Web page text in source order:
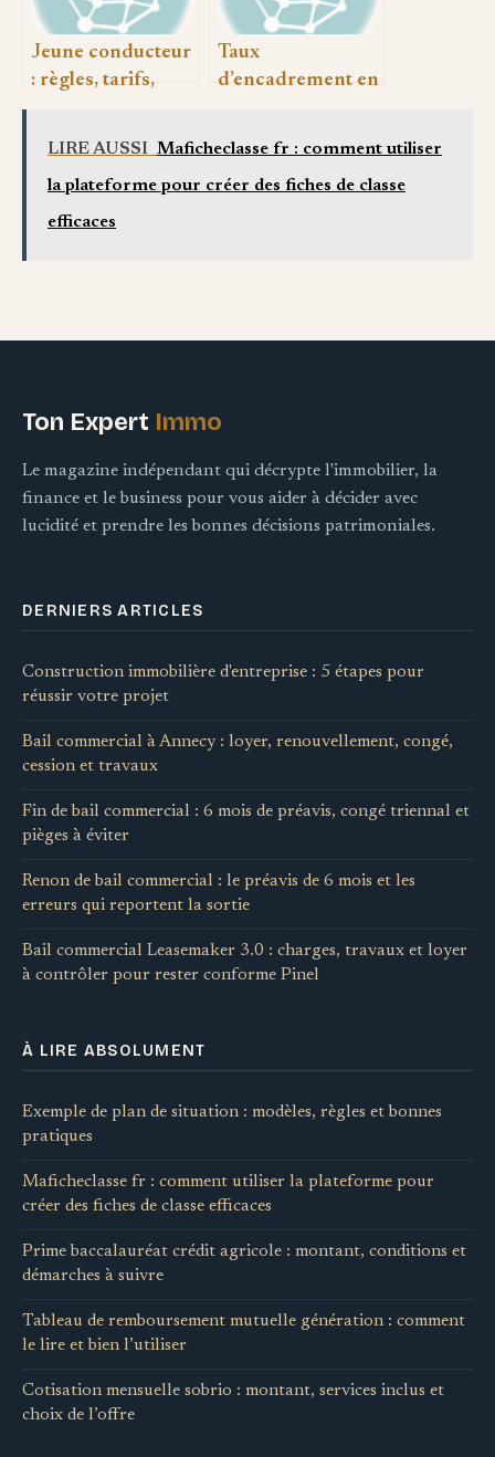
Jeune conducteur
: règles, tarifs,
Taux
d’encadrement en
LIRE AUSSI Maficheclasse fr : comment utiliser
la plateforme pour créer des fiches de classe
efficaces
Ton Expert Immo
Le magazine indépendant qui décrypte l'immobilier, la
finance et le business pour vous aider à décider avec
lucidité et prendre les bonnes décisions patrimoniales.
DERNIERS ARTICLES
Construction immobilière d'entreprise : 5 étapes pour
réussir votre projet
Bail commercial à Annecy : loyer, renouvellement, congé,
cession et travaux
Fin de bail commercial : 6 mois de préavis, congé triennal et
pièges à éviter
Renon de bail commercial : le préavis de 6 mois et les
erreurs qui reportent la sortie
Bail commercial Leasemaker 3.0 : charges, travaux et loyer
à contrôler pour rester conforme Pinel
À LIRE ABSOLUMENT
Exemple de plan de situation : modèles, règles et bonnes
pratiques
Maficheclasse fr : comment utiliser la plateforme pour
créer des fiches de classe efficaces
Prime baccalauréat crédit agricole : montant, conditions et
démarches à suivre
Tableau de remboursement mutuelle génération : comment
le lire et bien l’utiliser
Cotisation mensuelle sobrio : montant, services inclus et
choix de l’offre